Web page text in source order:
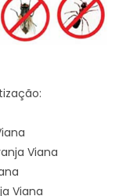
Viana
Viana